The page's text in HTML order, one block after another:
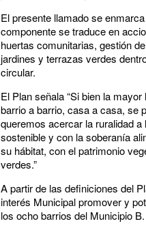
El presente llamado se
componente se traduce en
huertas comunitarias, gestión
jardines y terrazas verdes
circular.
El Plan señala “Si bien la
barrio a barrio, casa a casa, se
queremos acercar la ruralidad
sostenible y con la soberanía
su hábitat, con el patrimonio
verdes.”
A partir de las definiciones del
interés Municipal promover y
los ocho barrios del Municipio B.